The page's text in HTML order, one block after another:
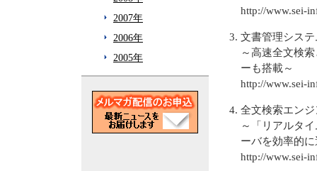
2007年
2006年
2005年
http://www.sei-
文書管理シス
～高速全文検
ーも搭載～
http://www.sei-
全文検索エンジ
～「リアルタ
ーバを効率的
http://www.sei-